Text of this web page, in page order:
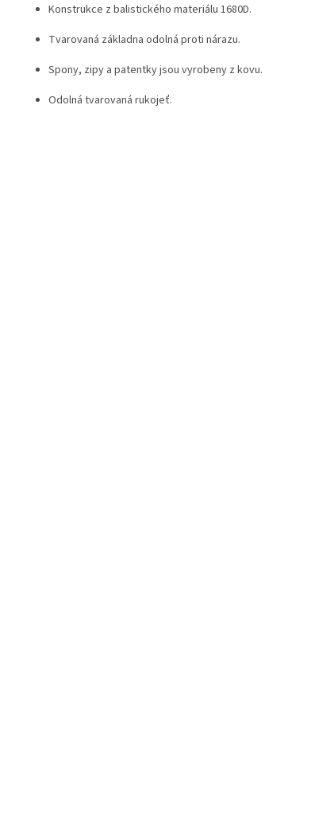
Konstrukce z balistického materiálu 1680D.
Tvarovaná základna odolná proti nárazu.
Spony, zipy a patentky jsou vyrobeny z kovu.
Odolná tvarovaná rukojeť.